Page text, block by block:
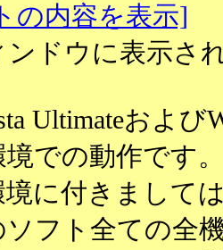
の内容を表示]
ンドウに表示さ
Ultimateおよ
境での動作です
境に付きまして
ソフト全ての全